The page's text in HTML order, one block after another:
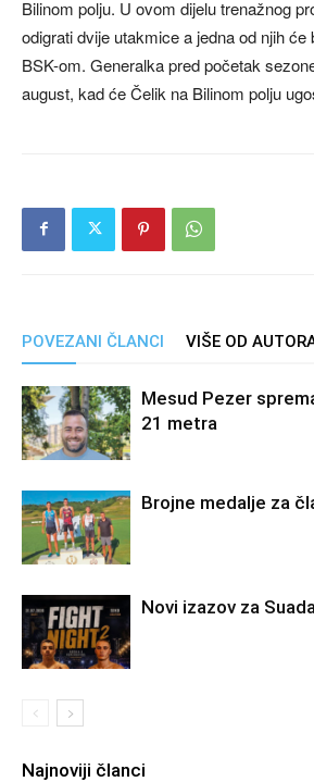
Bilinom polju. U ovom dijelu trenažnog
odigrati dvije utakmice a jedna od njih će
BSK-om. Generalka pred početak
august, kad će Čelik na Bilinom polju
POVEZANI ČLANCI VIŠE OD
Mesud Pezer
21 metra
Brojne medalje za
Novi izazov za
Najnoviji članci